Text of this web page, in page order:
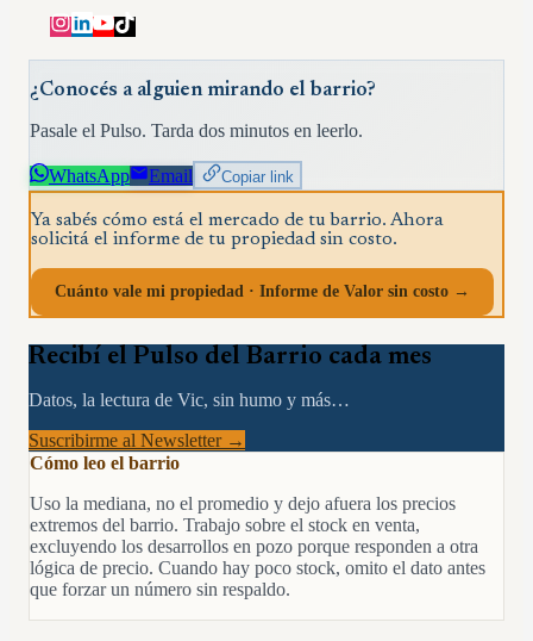
¿Conocés a alguien mirando el barrio?
Pasale el Pulso. Tarda dos minutos en leerlo.
WhatsApp Email Copiar link
Ya sabés cómo está el mercado de tu barrio. Ahora
solicitá el informe de tu propiedad sin costo.
Cuánto vale mi propiedad · Informe de Valor sin costo →
Recibí el Pulso del Barrio cada mes
Datos, la lectura de Vic, sin humo y más…
Suscribirme al Newsletter →
Cómo leo el barrio
Uso la mediana, no el promedio y dejo afuera los precios
extremos del barrio. Trabajo sobre el stock en venta,
excluyendo los desarrollos en pozo porque responden a otra
lógica de precio. Cuando hay poco stock, omito el dato antes
que forzar un número sin respaldo.